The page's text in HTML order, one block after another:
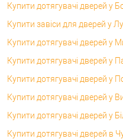
Купити дотягувачі дверей у
Купити завіси для дверей у
Купити дотягувачі дверей у
Купити дотягувачі дверей у
Купити дотягувачі дверей у
Купити дотягувачі дверей у
Купити дотягувачі дверей у
Купити дотягувачі дверей в